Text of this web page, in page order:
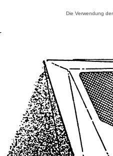
Die Verwendung